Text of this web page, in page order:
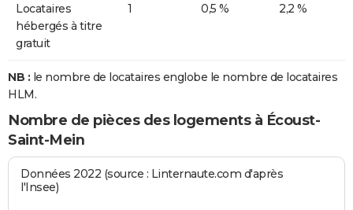
Locataires
hébergés à titre
gratuit
1 0,5 % 2,2 %
NB : le nombre de locataires englobe le nombre de locataires
HLM.
Nombre de pièces des logements à Écoust-
Saint-Mein
Données 2022 (source : Linternaute.com d'après
l'Insee)